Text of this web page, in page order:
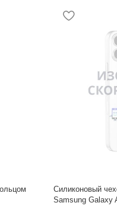
Силиконовый
Samsung Galaxy